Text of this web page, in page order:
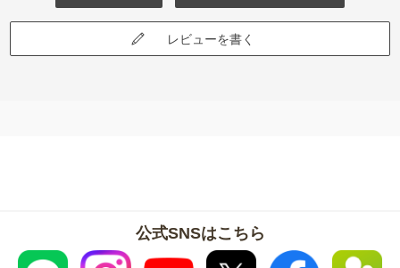
レビューを書く
公式SNSはこちら